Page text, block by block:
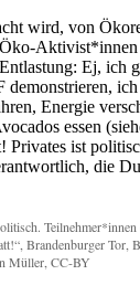
wird, von
Aktivist*innen
Ej, ich
demonstrieren,
Energie
essen
Privates ist
die
Brandenburger Tor,
Müller, CC-BY